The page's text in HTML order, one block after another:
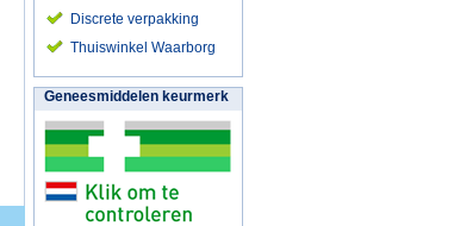
Discrete verpakking
Thuiswinkel Waarborg
Geneesmiddelen keurmerk